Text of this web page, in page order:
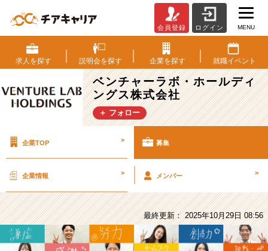
ン
チ
ャ
ー
ラ
ボ・
ホ
デ
グ
式
会
会員登録 ログイン MENU
求人を探す 説明会を探す 企業を探す 就職イベント
ベンチャーラボ・ホールディ
ングス株式会社
＋ フォロー
企業TOP > 募集
企業情報 > メンバー >
最終更新： 2025年10月29日 08:56